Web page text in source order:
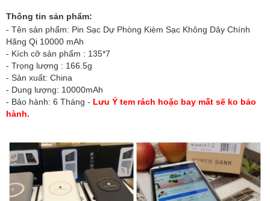
Thông tin sản phẩm:
- Tên sản phẩm: Pin Sạc Dự Phòng Kièm Sạc Không Dây Chính
Hãng Qi 10000 mAh
- Kích cỡ sản phẩm : 135*7
- Trọng lượng : 166.5g
- Sản xuất: China
- Dung lượng: 10000mAh
- Bảo hành: 6 Tháng - Lưu Ý tem rách hoặc bay mất sẽ ko bảo
hành.